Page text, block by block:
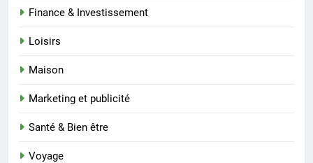
Finance & Investissement
Loisirs
Maison
Marketing et publicité
Santé & Bien être
Voyage